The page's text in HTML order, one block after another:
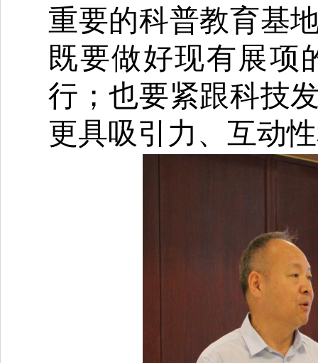
重要的科普教育基
既要做好现有展项
行；也要紧跟科技
更具吸引力、互动